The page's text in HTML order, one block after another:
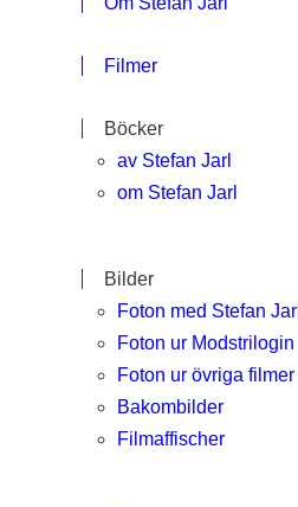
Filmer
Böcker
av Stefan Jarl
om Stefan Jarl
Bilder
Foton med Stefan Jarl
Foton ur Modstrilogin
Foton ur övriga filmer
Bakombilder
Filmaffischer